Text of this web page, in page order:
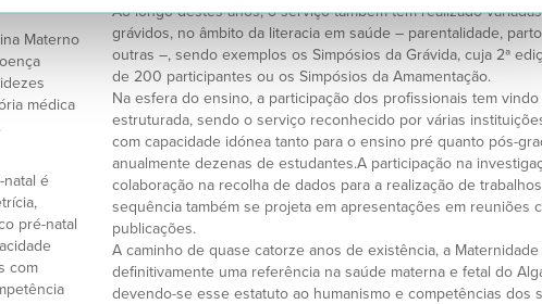
Materno
médica
é
pré-natal
com
Ao longo destes anos, o serviço também tem realizado
grávidos, no âmbito da literacia em saúde – parentalidade,
outras –, sendo exemplos os Simpósios da Grávida, cuja 2ª
de 200 participantes ou os Simpósios da Amamentação.
Na esfera do ensino, a participação dos profissionais tem
estruturada, sendo o serviço reconhecido por várias
com capacidade idónea tanto para o ensino pré quanto pós-
anualmente dezenas de estudantes.A participação na
colaboração na recolha de dados para a realização de
sequência também se projeta em apresentações em reuniões
publicações.
A caminho de quase catorze anos de existência, a Maternidade
definitivamente uma referência na saúde materna e fetal do
devendo-se esse estatuto ao humanismo e competências dos